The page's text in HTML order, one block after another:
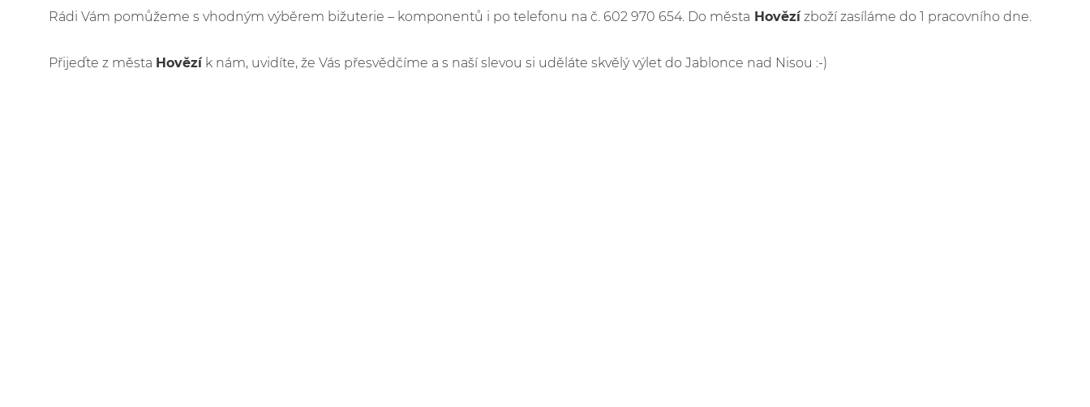
Rádi Vám pomůžeme s vhodným výběrem bižuterie – komponentů i po telefonu na č. 602 970 654. Do města Hovězízboží zasíláme do 1 pracovního dne.
Přijeďte z města Hovězík nám, uvidíte, že Vás přesvědčíme a s naší slevou si uděláte skvělý výlet do Jablonce nad Nisou :-)